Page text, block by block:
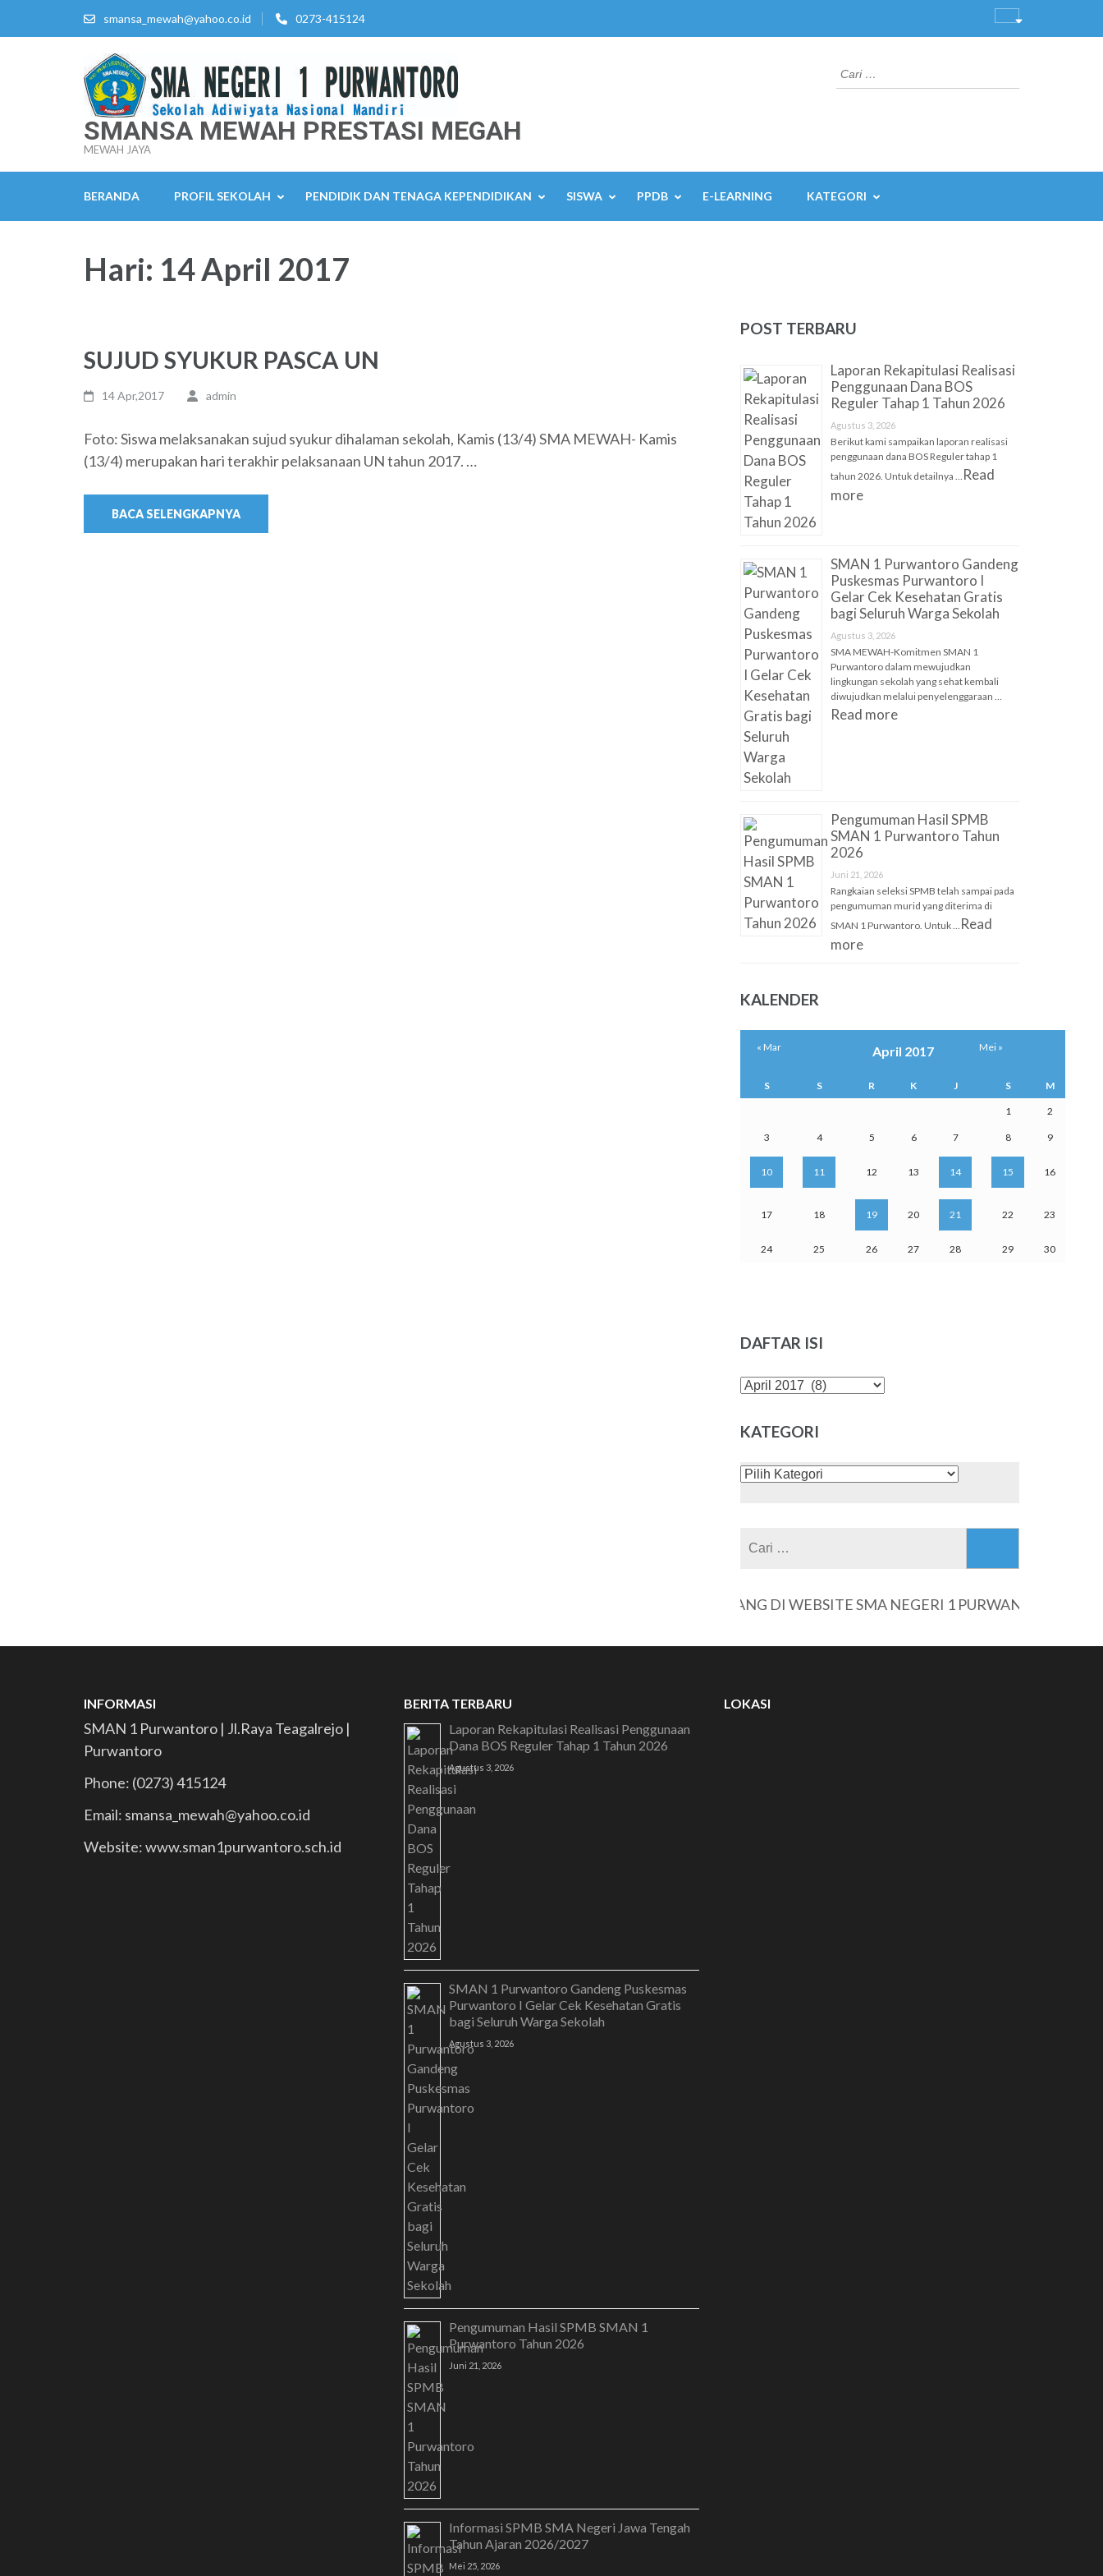
smansa_mewah@yahoo.co.id 0273-415124
SMANSA MEWAH PRESTASI MEGAH
MEWAH JAYA
Cari
untuk:
BERANDA PROFIL SEKOLAH PENDIDIK DAN TENAGA KEPENDIDIKAN SISWA PPDB E-LEARNING KATEGORI
Hari: 14 April 2017
SUJUD SYUKUR PASCA UN
14 Apr,2017 admin
Foto: Siswa melaksanakan sujud syukur dihalaman sekolah, Kamis (13/4) SMA MEWAH- Kamis
(13/4) merupakan hari terakhir pelaksanaan UN tahun 2017. …
BACA SELENGKAPNYA
POST TERBARU
Laporan Rekapitulasi Realisasi
Penggunaan Dana BOS
Reguler Tahap 1 Tahun 2026
Agustus 3, 2026
Berikut kami sampaikan laporan realisasi
penggunaan dana BOS Reguler tahap 1
tahun 2026. Untuk detailnya … Read
more
SMAN 1 Purwantoro Gandeng
Puskesmas Purwantoro I
Gelar Cek Kesehatan Gratis
bagi Seluruh Warga Sekolah
Agustus 3, 2026
SMA MEWAH-Komitmen SMAN 1
Purwantoro dalam mewujudkan
lingkungan sekolah yang sehat kembali
diwujudkan melalui penyelenggaraan …
Read more
Pengumuman Hasil SPMB
SMAN 1 Purwantoro Tahun
2026
Juni 21, 2026
Rangkaian seleksi SPMB telah sampai pada
pengumuman murid yang diterima di
SMAN 1 Purwantoro. Untuk … Read
more
KALENDER
April 2017
S S R K J S M
1 2
3 4 5 6 7 8 9
10 11 12 13 14 15 16
17 18 19 20 21 22 23
24 25 26 27 28 29 30
« Mar Mei »
DAFTAR ISI
DAFTAR
KATEGORI
KATEGORI
SELAMAT DATANG DI WEBSITE SMA NEGERI 1 PURWANTORO
INFORMASI
SMAN 1 Purwantoro | Jl.Raya Teagalrejo |
Purwantoro
Phone: (0273) 415124
Email: smansa_mewah@yahoo.co.id
Website: www.sman1purwantoro.sch.id
BERITA TERBARU
Laporan Rekapitulasi Realisasi Penggunaan
Dana BOS Reguler Tahap 1 Tahun 2026
Agustus 3, 2026
SMAN 1 Purwantoro Gandeng Puskesmas
Purwantoro I Gelar Cek Kesehatan Gratis
bagi Seluruh Warga Sekolah
Agustus 3, 2026
Pengumuman Hasil SPMB SMAN 1
Purwantoro Tahun 2026
Juni 21, 2026
Informasi SPMB SMA Negeri Jawa Tengah
Tahun Ajaran 2026/2027
Mei 25, 2026
LOKASI